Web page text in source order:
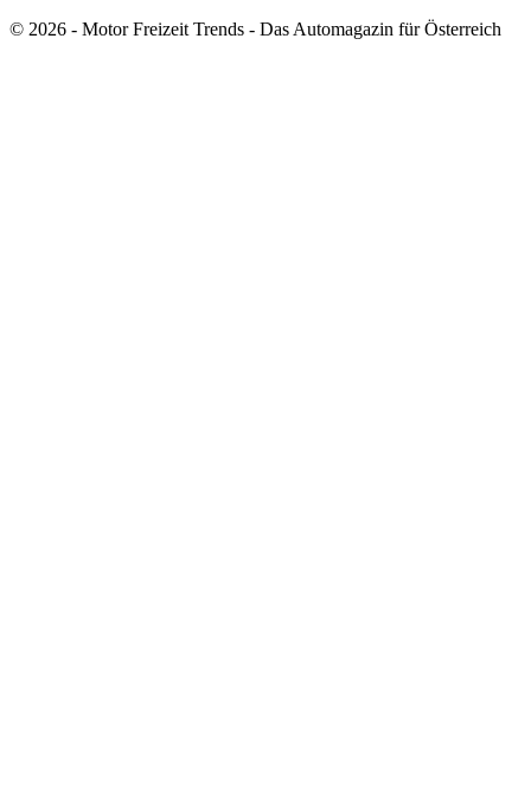
© 2026 - Motor Freizeit Trends - Das Automagazin für Österreich